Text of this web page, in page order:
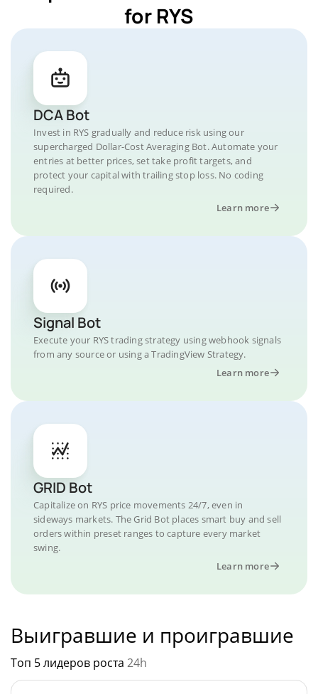
for RYS
DCA Bot
Invest in RYS gradually and reduce risk using our
supercharged Dollar-Cost Averaging Bot. Automate your
entries at better prices, set take profit targets, and
protect your capital with trailing stop loss. No coding
required.
Learn more
Signal Bot
Execute your RYS trading strategy using webhook signals
from any source or using a TradingView Strategy.
Learn more
GRID Bot
Capitalize on RYS price movements 24/7, even in
sideways markets. The Grid Bot places smart buy and sell
orders within preset ranges to capture every market
swing.
Learn more
Выигравшие и проигравшие
Топ 5 лидеров роста 24h